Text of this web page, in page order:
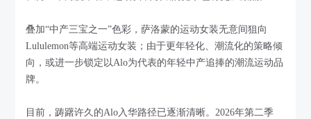
叠加“中产三宝之一”色彩，萨洛蒙的运动女装无意间狙向
Lululemon等高端运动女装；由于更年轻化、潮流化的策略倾
向，或进一步锁定以Alo为代表的年轻中产追捧的潮流运动品
牌。
目前，踌躇许久的Alo入华路径已逐渐清晰。2026年第二季